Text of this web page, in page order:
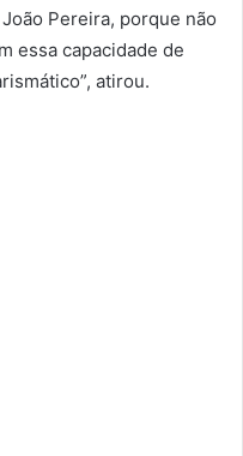
Pereira, porque não
essa capacidade de
atirou.